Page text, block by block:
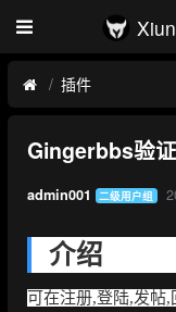
插件
Gingerbbs验
admin001 二级用户组
介绍
可在注册,登陆,发帖